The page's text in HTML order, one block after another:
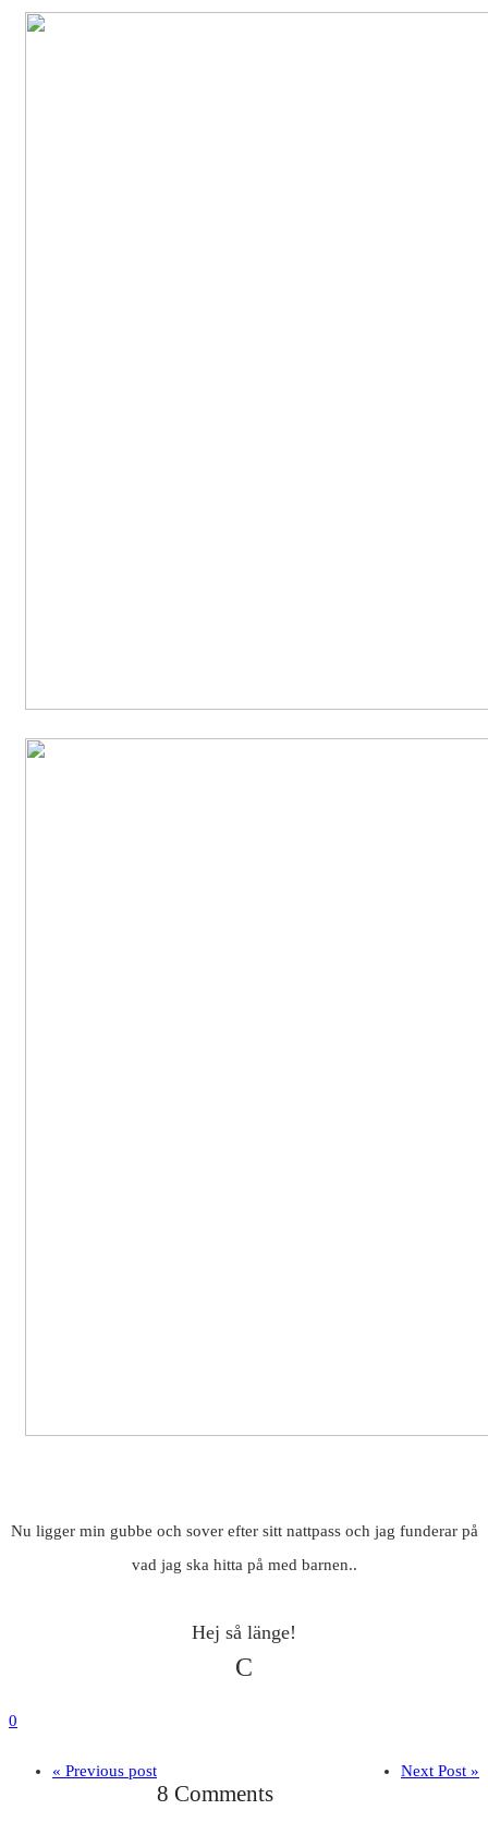
Nu ligger min gubbe och sover efter sitt nattpass och jag funderar på
vad jag ska hitta på med barnen..
Hej så länge!
C
0
« Previous post Next Post »
8 Comments